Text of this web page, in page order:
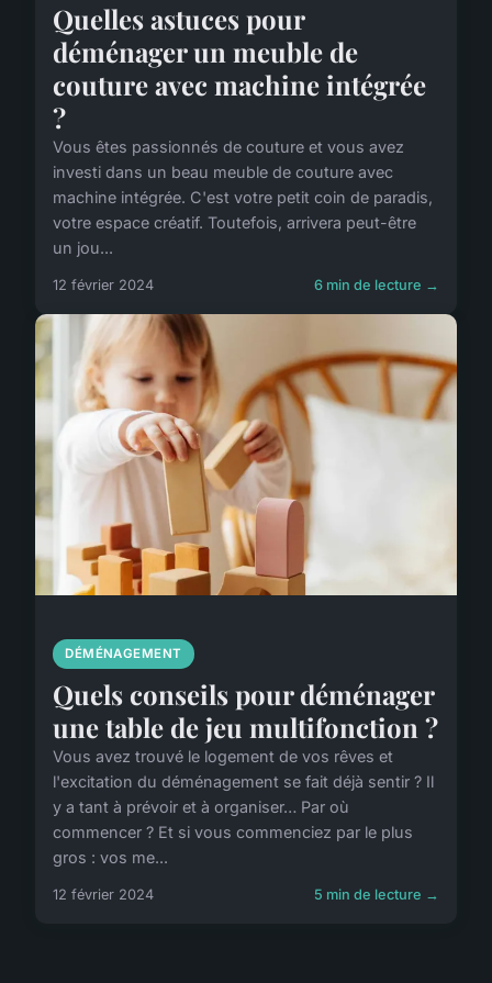
Quelles astuces pour
déménager un meuble de
couture avec machine intégrée
?
Vous êtes passionnés de couture et vous avez
investi dans un beau meuble de couture avec
machine intégrée. C'est votre petit coin de paradis,
votre espace créatif. Toutefois, arrivera peut-être
un jou...
12 février 2024 6 min de lecture →
DÉMÉNAGEMENT
Quels conseils pour déménager
une table de jeu multifonction ?
Vous avez trouvé le logement de vos rêves et
l'excitation du déménagement se fait déjà sentir ? Il
y a tant à prévoir et à organiser… Par où
commencer ? Et si vous commenciez par le plus
gros : vos me...
12 février 2024 5 min de lecture →